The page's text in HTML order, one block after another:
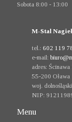
Sobota 8:00 - 13:00
M-Stal
tel.: 602 119
e-mail:
adres: Ścinawa
55-200 Oława
woj.
NIP:
Menu